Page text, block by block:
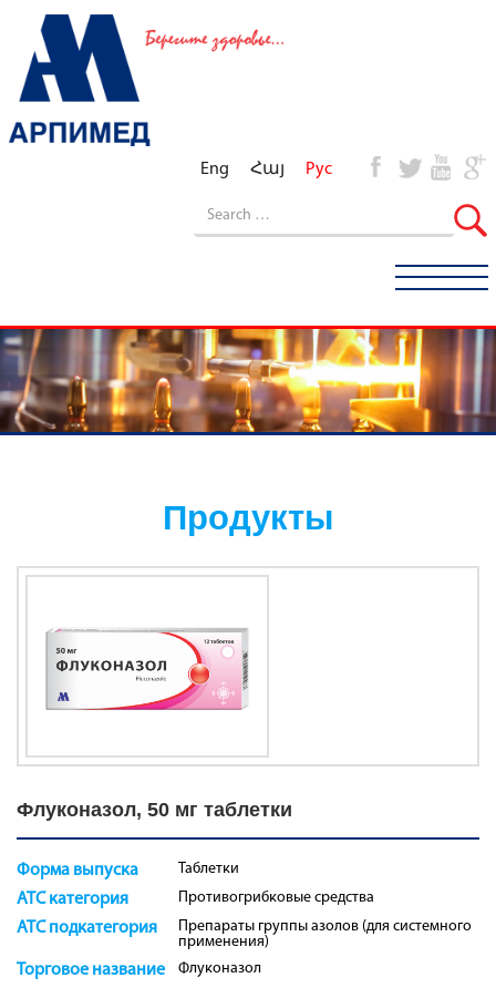
Eng Հայ Рус
Продукты
Флуконазол, 50 мг таблетки
Форма выпуска Таблетки
ATC категория Противогрибковые средства
ATC подкатегория
Препараты группы азолов (для системного
применения)
Торговое название Флуконазол